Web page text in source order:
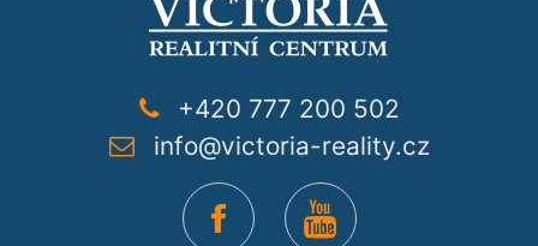
+420 777 200 502
info@victoria-reality.cz